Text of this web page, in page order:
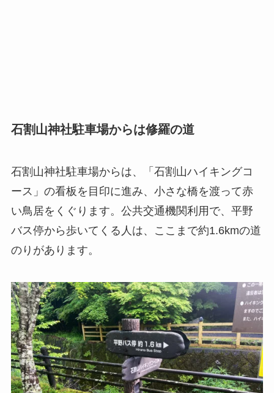
石割山神社駐車場からは修羅の道
石割山神社駐車場からは、「石割山ハイキングコ
ース」の看板を目印に進み、小さな橋を渡って赤
い鳥居をくぐります。公共交通機関利用で、平野
バス停から歩いてくる人は、ここまで約1.6kmの道
のりがあります。